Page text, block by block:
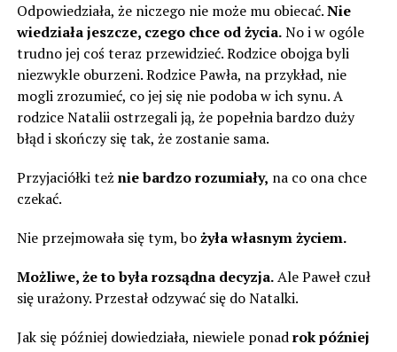
Odpowiedziała, że ​​niczego nie może mu obiecać.Nie
wiedziała jeszcze, czego chce od życia.No i w ogóle
trudno jej coś teraz przewidzieć. Rodzice obojga byli
niezwykle oburzeni. Rodzice Pawła, na przykład, nie
mogli zrozumieć, co jej się nie podoba w ich synu. A
rodzice Natalii ostrzegali ją, że popełnia bardzo duży
błąd i skończy się tak, że zostanie sama.
Przyjaciółki też nie bardzo rozumiały, na co ona chce
czekać.
Nie przejmowała się tym, bożyła własnym życiem.
Możliwe, że to była rozsądna decyzja.Ale Paweł czuł
się urażony. Przestał odzywać się do Natalki.
Jak się później dowiedziała, niewiele ponadrok później